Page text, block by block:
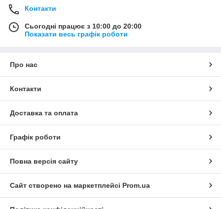
Контакти
Сьогодні працює з 10:00 до 20:00
Показати весь графік роботи
Про нас
Контакти
Доставка та оплата
Графік роботи
Повна версія сайту
Сайт створено на маркетплейсі Prom.ua